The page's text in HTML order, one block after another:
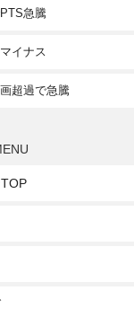
急騰
イナス
超過で急騰